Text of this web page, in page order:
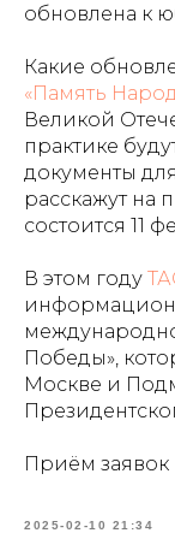
обновлена к
Какие
«Память
Великой
практике
документы
расскажут на
состоится 11
В этом году
Победы»,
Москве и
Приём заявок
2025-02-10 21:34